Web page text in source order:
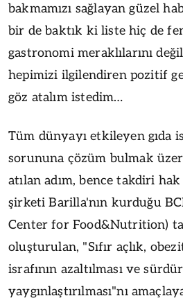
bakmamızı sağlayan güzel
bir de baktık ki liste hiç de
gastronomi meraklılarını
hepimizi ilgilendiren pozitif
göz atalım istedim…
Tüm dünyayı etkileyen gıda
sorununa çözüm bulmak
atılan adım, bence takdiri
şirketi Barilla'nın kurduğu
Center for Food&Nutrition)
oluşturulan, "Sıfır açlık,
israfının azaltılması ve
yaygınlaştırılması"nı